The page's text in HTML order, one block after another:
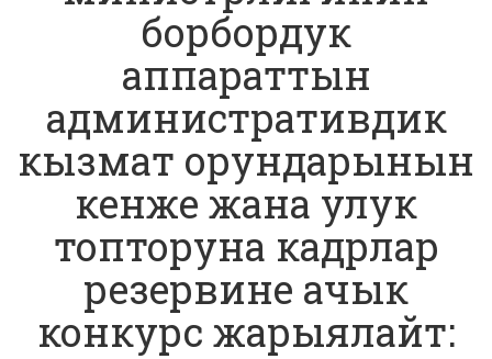
борбордук
аппараттын
административдик
кызмат орундарынын
кенже жана улук
топторуна кадрлар
резервине ачык
конкурс жарыялайт: